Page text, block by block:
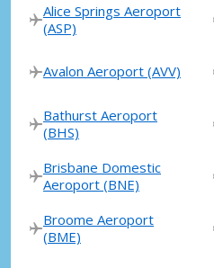
Alice Springs Aeroport
(ASP)
Avalon Aeroport (AVV)
Bathurst Aeroport
(BHS)
Brisbane Domestic
Aeroport (BNE)
Broome Aeroport
(BME)